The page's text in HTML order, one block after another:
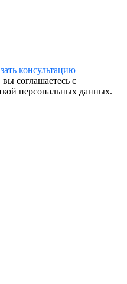
консультацию
соглашаетесь с
персональных данных.